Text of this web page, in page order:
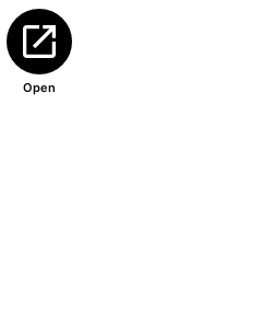
Open
Abre en nueva ventana